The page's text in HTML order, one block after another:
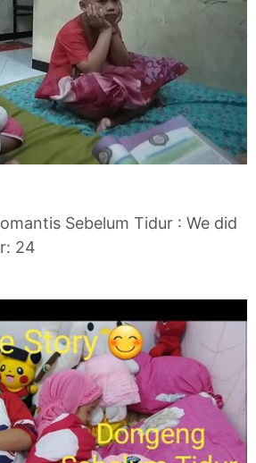
Sebelum Tidur : We did
24